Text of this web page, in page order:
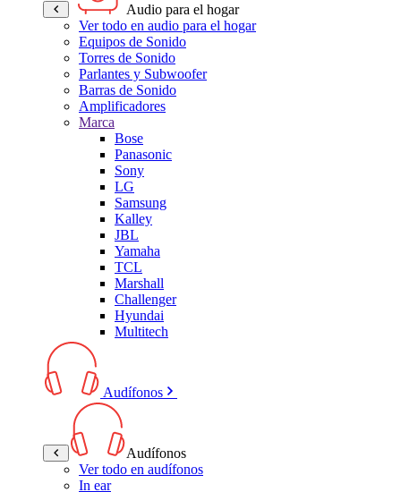
Audio para el hogar
Ver todo en audio para el hogar
Equipos de Sonido
Torres de Sonido
Parlantes y Subwoofer
Barras de Sonido
Amplificadores
Marca
Bose
Panasonic
Sony
LG
Samsung
Kalley
JBL
Yamaha
TCL
Marshall
Challenger
Hyundai
Multitech
Audífonos
Audífonos
Ver todo en audífonos
In ear